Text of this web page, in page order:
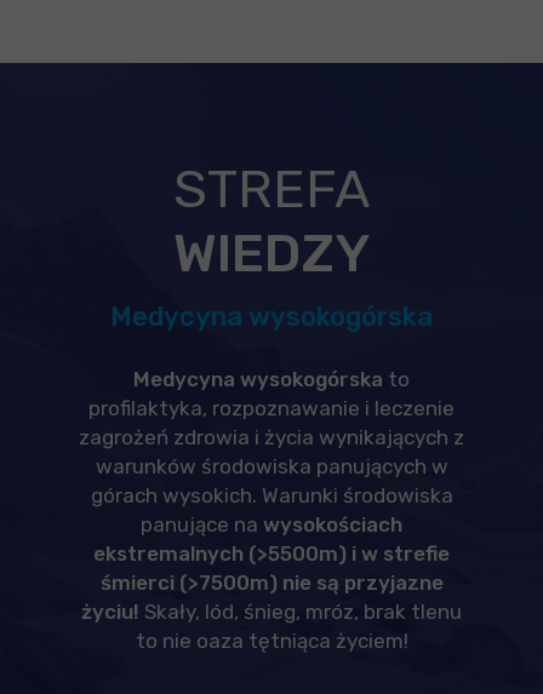
STREFA
WIEDZY
Medycyna wysokogórska
Medycyna wysokogórska to
profilaktyka, rozpoznawanie i leczenie
zagrożeń zdrowia i życia wynikających z
warunków środowiska panujących w
górach wysokich. Warunki środowiska
panujące na wysokościach
ekstremalnych (>5500m) i w strefie
śmierci (>7500m) nie są przyjazne
życiu! Skały, lód, śnieg, mróz, brak tlenu
to nie oaza tętniąca życiem!